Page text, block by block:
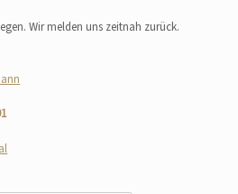
Wir melden uns zeitnah zurück.